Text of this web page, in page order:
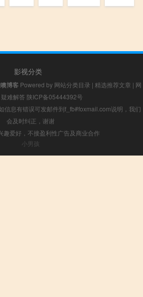
影视分类
博客 Powered by 网站分类目录 | 精选推荐文章 | 网
疑难解答 陕ICP备05444392号
信息有错误可发邮件到f_fb#foxmail.com说明，我们
会及时纠正，谢谢
趣爱好，不接盈利性广告及商业合作
小男孩